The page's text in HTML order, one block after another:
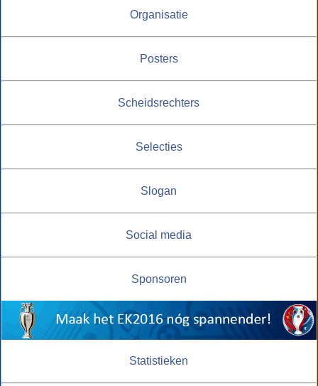
Organisatie
Posters
Scheidsrechters
Selecties
Slogan
Social media
Sponsoren
Statistieken